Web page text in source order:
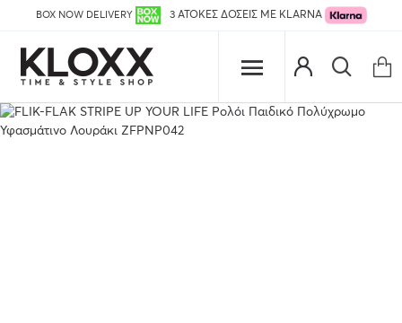
BOX NOW DELIVERY 3 ΑΤΟΚΕΣ ΔΟΣΕΙΣ ΜΕ KLARNA